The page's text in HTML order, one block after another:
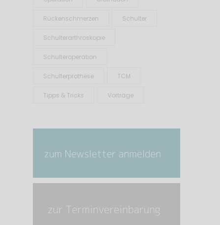
Rückenschmerzen Schulter
Schulterarthroskopie
Schulteroperation
Schulterprothese TCM
Tipps & Tricks Vorträge